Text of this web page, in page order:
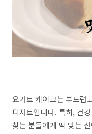
요거트 케이크는 부드럽
디저트입니다. 특히, 건
찾는 분들에게 딱 맞는